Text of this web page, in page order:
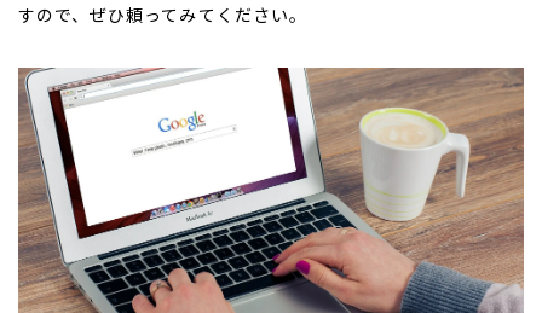
すので、ぜひ頼ってみてください。